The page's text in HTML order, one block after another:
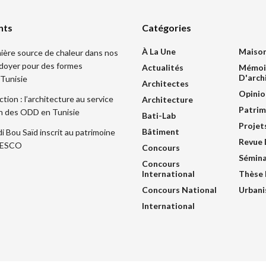
source de chaleur dans nos
pour des formes
: l’architecture au service
des ODD en Tunisie
Bou Saïd inscrit au patrimoine
Catégories
À La Une
Actualités
Architectes
Architecture
Bati-Lab
Bâtiment
Concours
Concours
International
Concours National
International
Revue